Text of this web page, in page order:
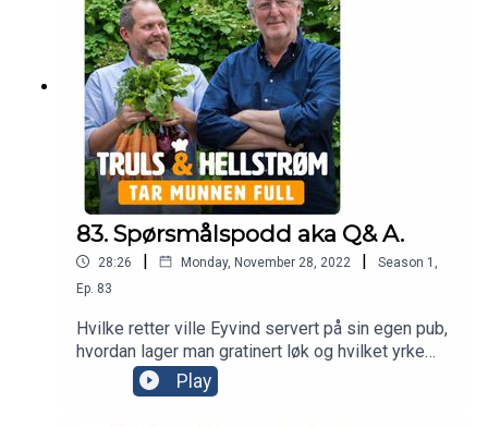
83. Spørsmålspodd aka Q& A.
28:26 | Monday, November 28, 2022 | Season 1
Ep. 83
Hvilke retter ville Eyvind servert på sin egen pub,
hvordan lager man gratinert løk og hvilket yrke
hadde Truls valgt hvis han ikke ble programleder
og komiker? Disse og mange flere spørsmål får
Play